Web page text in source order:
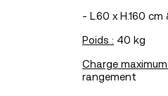
- L.60 x H.160
Poids : 40 kg
Charge maximum
rangement